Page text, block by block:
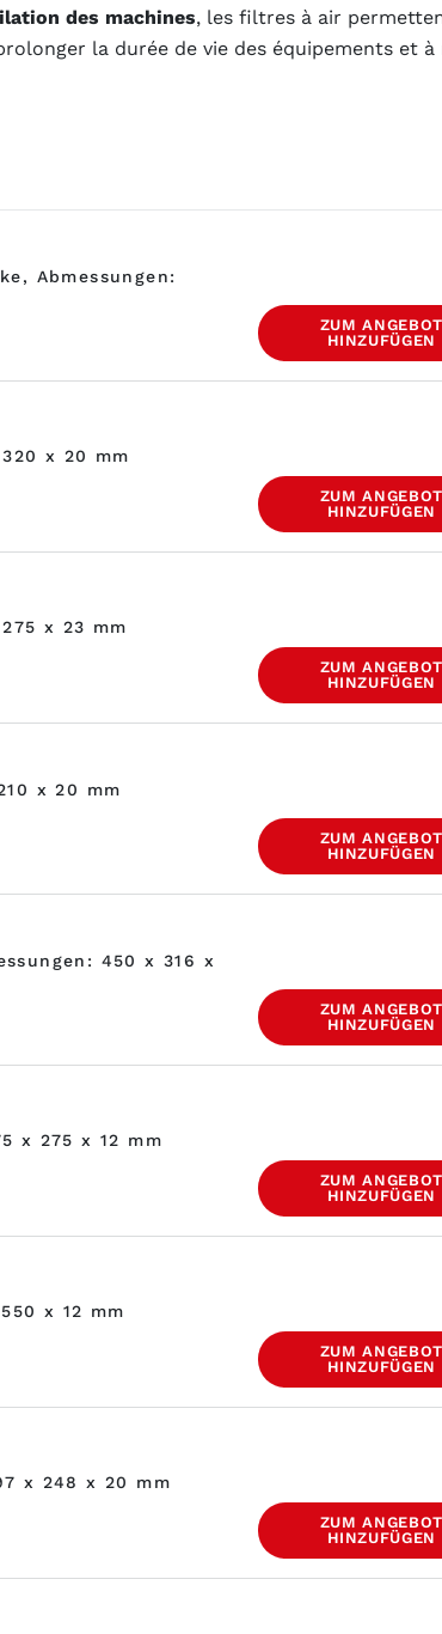
des machines, les filtres à air
la durée de vie des équipements et à
Abmessungen:
ZUM ANGEBOT
HINZUFÜGEN
x 20 mm
ZUM ANGEBOT
HINZUFÜGEN
x 23 mm
ZUM ANGEBOT
HINZUFÜGEN
x 20 mm
ZUM ANGEBOT
HINZUFÜGEN
450 x 316 x
ZUM ANGEBOT
HINZUFÜGEN
x 275 x 12 mm
ZUM ANGEBOT
HINZUFÜGEN
x 12 mm
ZUM ANGEBOT
HINZUFÜGEN
x 248 x 20 mm
ZUM ANGEBOT
HINZUFÜGEN